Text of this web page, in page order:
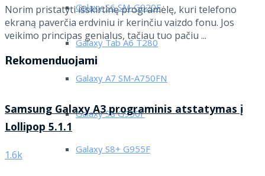
Galaxy S6 SM-G920F
Galaxy Tab A6 T280
Galaxy A7 SM-A750FN
Galaxy S8 G950F
Galaxy S8+ G955F
Norim pristatyti išskirtinę programėlę, kuri telefono
ekraną paverčia erdviniu ir kerinčiu vaizdo fonu. Jos
veikimo principas genialus, tačiau tuo pačiu ...
Rekomenduojami
Samsung Galaxy A3 programinis atstatymas į
Lollipop 5.1.1
1.6k